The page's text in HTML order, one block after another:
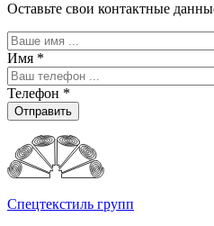
Оставьте свои контактные
Имя *
Телефон *
Отправить
Спецтекстиль групп